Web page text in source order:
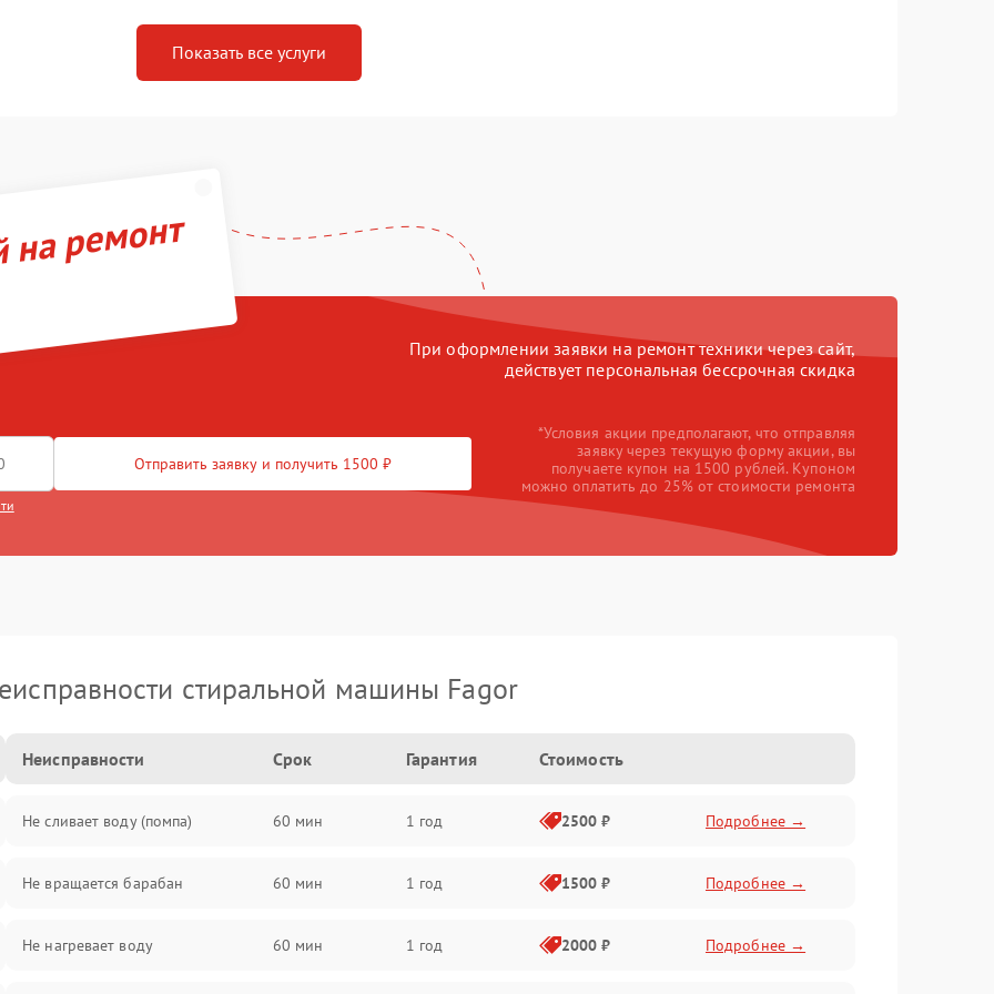
Показать все услуги
ремонт
При оформлении заявки на ремонт техники через сайт,
действует персональная бессрочная скидка
Отправить заявку и получить 1500 ₽
*Условия акции предполагают, что отправляя
заявку через текущую форму акции, вы
получаете купон на 1500 рублей. Купоном
можно оплатить до 25% от стоимости ремонта
стиральной машины Fagor
Неисправности Срок Гарантия Стоимость
Не сливает воду (помпа) 60 мин 1 год 2500 ₽ Подробнее →
Не вращается барабан 60 мин 1 год 1500 ₽ Подробнее →
Не нагревает воду 60 мин 1 год 2000 ₽ Подробнее →